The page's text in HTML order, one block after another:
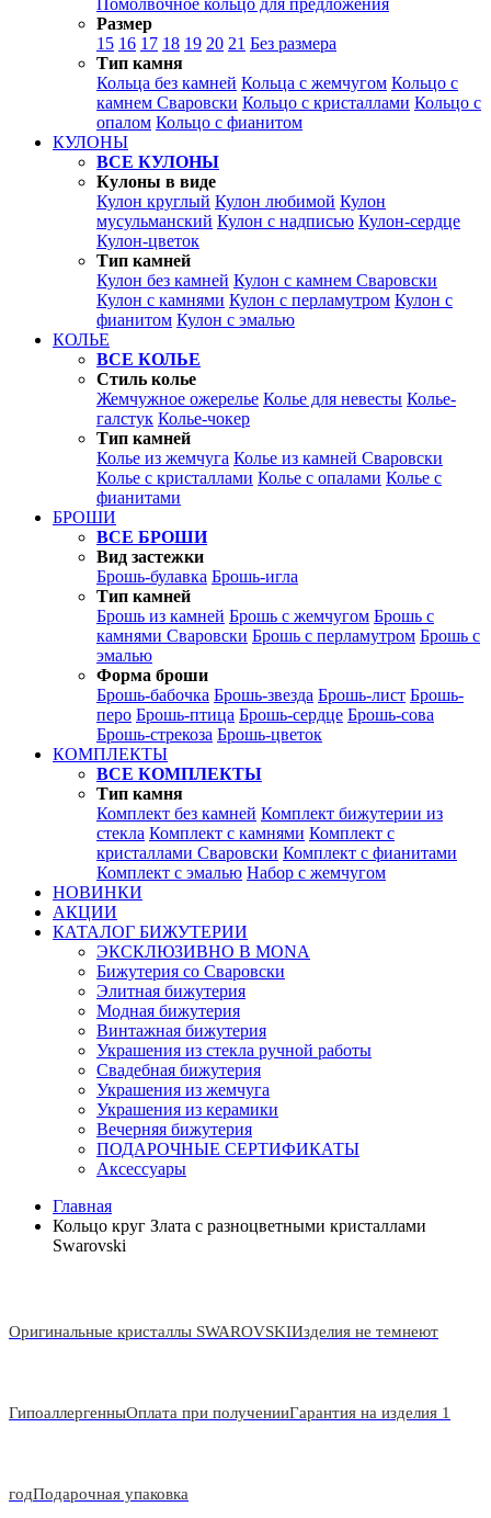
Помолвочное кольцо для предложения
Размер
15 16 17 18 19 20 21 Без размера
Тип камня
Кольца без камней Кольца с жемчугом Кольцо с
камнем Сваровски Кольцо с кристаллами Кольцо с
опалом Кольцо с фианитом
КУЛОНЫ
ВСЕ КУЛОНЫ
Кулоны в виде
Кулон круглый Кулон любимой Кулон
мусульманский Кулон с надписью Кулон-сердце
Кулон-цветок
Тип камней
Кулон без камней Кулон с камнем Сваровски
Кулон с камнями Кулон с перламутром Кулон с
фианитом Кулон с эмалью
КОЛЬЕ
ВСЕ КОЛЬЕ
Стиль колье
Жемчужное ожерелье Колье для невесты Колье-
галстук Колье-чокер
Тип камней
Колье из жемчуга Колье из камней Сваровски
Колье с кристаллами Колье с опалами Колье с
фианитами
БРОШИ
ВСЕ БРОШИ
Вид застежки
Брошь-булавка Брошь-игла
Тип камней
Брошь из камней Брошь с жемчугом Брошь с
камнями Сваровски Брошь с перламутром Брошь с
эмалью
Форма броши
Брошь-бабочка Брошь-звезда Брошь-лист Брошь-
перо Брошь-птица Брошь-сердце Брошь-сова
Брошь-стрекоза Брошь-цветок
КОМПЛЕКТЫ
ВСЕ КОМПЛЕКТЫ
Тип камня
Комплект без камней Комплект бижутерии из
стекла Комплект с камнями Комплект с
кристаллами Сваровски Комплект с фианитами
Комплект с эмалью Набор с жемчугом
НОВИНКИ
АКЦИИ
КАТАЛОГ БИЖУТЕРИИ
ЭКСКЛЮЗИВНО В MONA
Бижутерия со Сваровски
Элитная бижутерия
Модная бижутерия
Винтажная бижутерия
Украшения из стекла ручной работы
Свадебная бижутерия
Украшения из жемчуга
Украшения из керамики
Вечерняя бижутерия
ПОДАРОЧНЫЕ СЕРТИФИКАТЫ
Аксессуары
Главная
Кольцо круг Злата с разноцветными кристаллами
Swarovski
Оригинальные кристаллы SWAROVSKIИзделия не темнеют
ГипоаллергенныОплата при полученииГарантия на изделия 1
годПодарочная упаковка